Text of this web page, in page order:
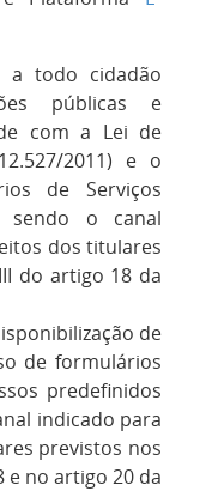
a todo cidadão
públicas e
com a Lei de
2011) e o
de Serviços
sendo o canal
dos titulares
do artigo 18 da
de
de formulários
predefinidos
indicado para
previstos nos
e no artigo 20 da